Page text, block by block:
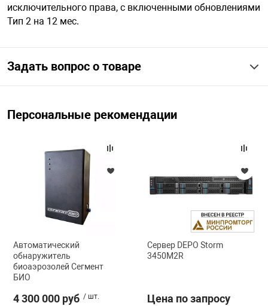
сигнализации
безопасность
исключительного права, с включенными обновлениями
Тип 2 на 12 мес.
Задать вопрос о товаре
Персональные рекомендации
Автоматический
обнаружитель
биоаэрозолей Сегмент
БИО
4 300 000 руб / шт.
Сервер DEPO Storm
3450M2R
Цена по запросу